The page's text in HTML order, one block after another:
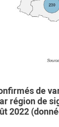
de
région de
2022